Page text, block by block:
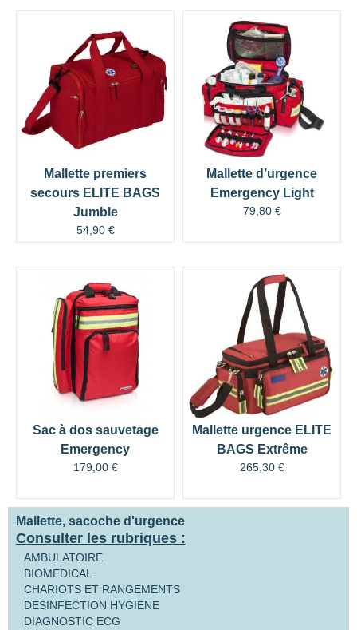
Mallette, sacoche d'urgence
Consulter les rubriques :
AMBULATOIRE
BIOMEDICAL
CHARIOTS ET RANGEMENTS
DESINFECTION HYGIENE
DIAGNOSTIC ECG
Mallette premiers
secours ELITE BAGS
Jumble
54,90 €
Mallette d’urgence
Emergency Light
79,80 €
Sac à dos sauvetage
Emergency
179,00 €
Mallette urgence ELITE
BAGS Extrême
265,30 €